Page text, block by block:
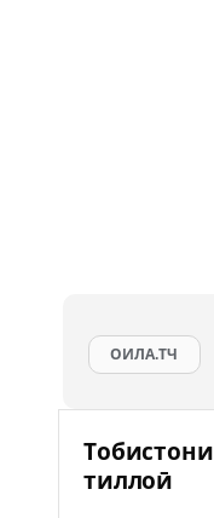
ОИЛА.ТЧ
Тобистони
тиллоӣ